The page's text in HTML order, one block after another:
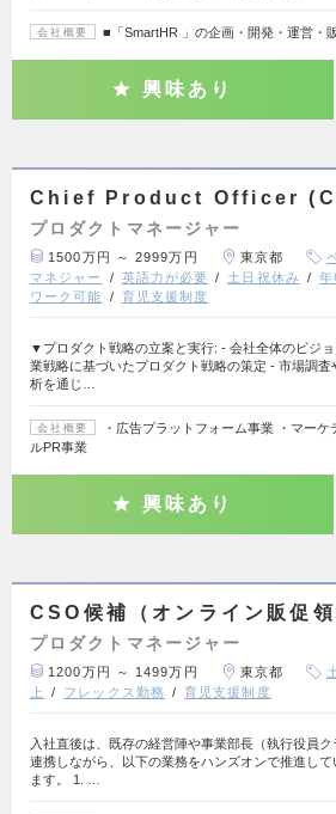
会社概要 ■「SmartHR 」の企画・開発・運営・
興味あり
Chief Product Officer
プロダクトマネージャー
1500万円 ～ 2999万円 東京都
マネジャー
英語力が必要 土日祝休み 年
ワーク可能
育児支援制度
▼プロダクト戦略の立案と実行: - 会社全体のビジ
業戦略に基づいたプロダクト戦略の策定 - 市場調査
析を通じ…
会社概要
・広告プラットフォーム事業 ・マーケ
ルPR事業
興味あり
CSO候補（オンライン販促領
プロダクトマネージャー
1200万円 ～ 1499万円 東京都
上
フレックス勤務 育児支援制度
入社直後は、既存の経営陣や事業部長（執行役員ク
連携しながら、以下の業務をハンズオンで推進して
ます。 1. …